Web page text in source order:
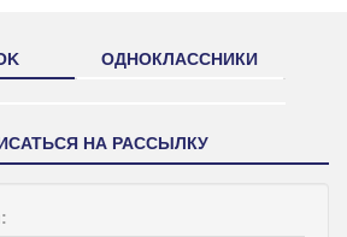
ОДНОКЛАССНИКИ
НА РАССЫЛКУ